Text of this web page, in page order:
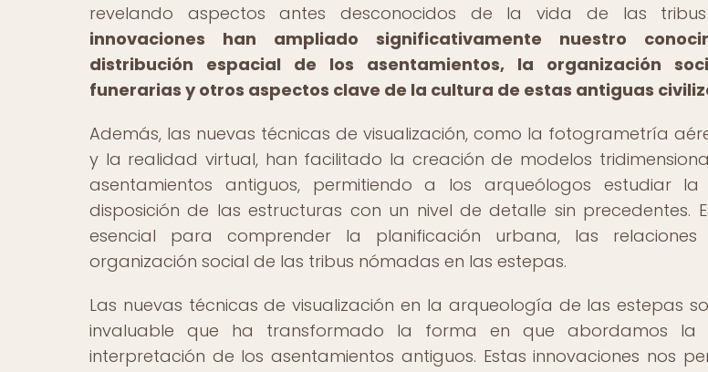
revelando aspectos antes desconocidos de la vida de las
innovaciones han ampliado significativamente nuestro
distribución espacial de los asentamientos, la organización
funerarias y otros aspectos clave de la cultura de estas antiguas
Además, las nuevas técnicas de visualización, como la fotogrametría
y la realidad virtual, han facilitado la creación de modelos
asentamientos antiguos, permitiendo a los arqueólogos estudiar
disposición de las estructuras con un nivel de detalle sin precedentes.
esencial para comprender la planificación urbana, las
organización social de las tribus nómadas en las estepas.
Las nuevas técnicas de visualización en la arqueología de las estepas
invaluable que ha transformado la forma en que abordamos la
interpretación de los asentamientos antiguos. Estas innovaciones nos